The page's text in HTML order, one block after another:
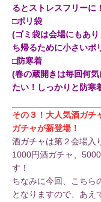
るとストレスフリーに
□ポリ袋
(ゴミ袋は会場にもあ
ち帰るために小さいポ
□防寒着
(春の蔵開きは毎回何
たい！しっかりと防寒
その３！大人気酒ガチ
ガチャが新登場！
酒ガチャは第２会場入
1000円酒ガチャ、
す！
ちなみに今回、こちら
となりますので、あえ